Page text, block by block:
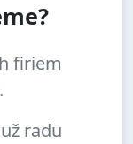
firiem
radu